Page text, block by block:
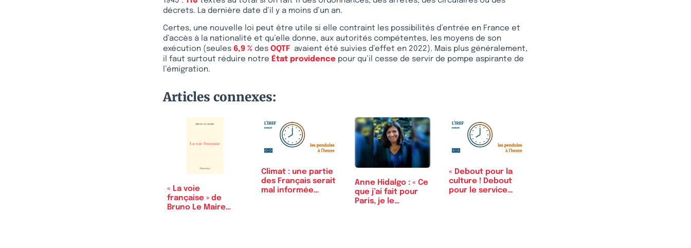
décrets. La dernière date d’il y a moins d’un an.
Certes, une nouvelle loi peut être utile si elle contraint les possibilités d’entrée en France et
d’accès à la nationalité et qu’elle donne, aux autorités compétentes, les moyens de son
exécution (seules 6,9 % des OQTF avaient été suivies d’effet en 2022). Mais plus généralement,
il faut surtout réduire notre État providence pour qu’il cesse de servir de pompe aspirante de
l’émigration.
Articles connexes:
« La voie
française » de
Bruno Le Maire
Climat : une partie
des Français serait
mal informée…
Anne Hidalgo : « Ce
que j’ai fait pour
Paris, je le…
« Debout pour la
culture ! Debout
pour le service…